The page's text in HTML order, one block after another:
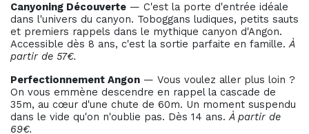
Canyoning Découverte — C'est la porte d'entrée idéale
dans l'univers du canyon. Toboggans ludiques, petits sauts
et premiers rappels dans le mythique canyon d'Angon.
Accessible dès 8 ans, c'est la sortie parfaite en famille.À
partir de 57€.
Perfectionnement Angon — Vous voulez aller plus loin ?
On vous emmène descendre en rappel la cascade de
35m, au cœur d'une chute de 60m. Un moment suspendu
dans le vide qu'on n'oublie pas. Dès 14 ans.À partir de
69€.